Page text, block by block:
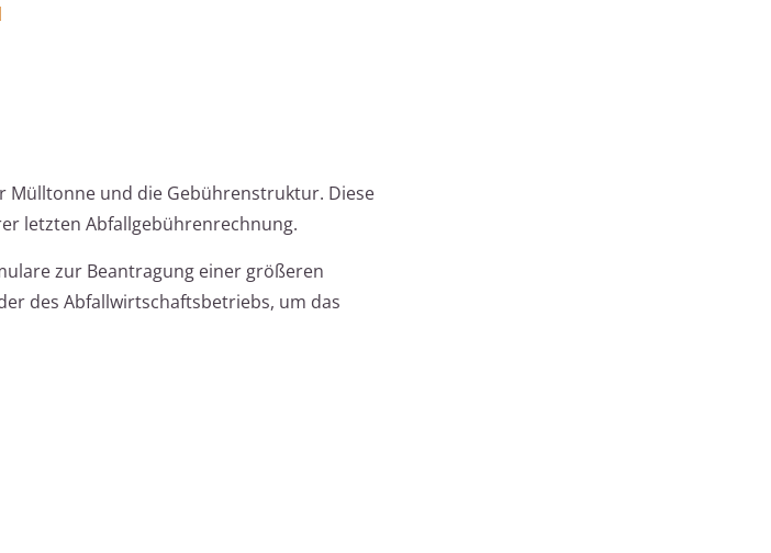
Mülltonne und die Gebührenstruktur. Diese
letzten Abfallgebührenrechnung.
zur Beantragung einer größeren
des Abfallwirtschaftsbetriebs, um das